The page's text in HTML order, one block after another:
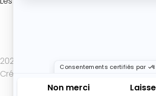
2025 Atelier de Roxane - Tout droits
Création de site internet : Actif Digital